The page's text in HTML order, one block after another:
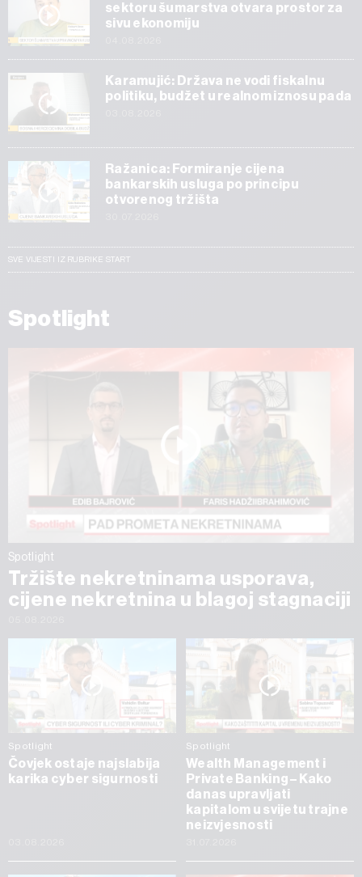
sektoru šumarstva otvara prostor za
sivu ekonomiju
Karamujić: Država ne vodi fiskalnu
politiku, budžet u realnom iznosu pada
Ražanica: Formiranje cijena
bankarskih usluga po principu
otvorenog tržišta
SVE VIJESTI IZ RUBRIKE START
Spotlight
Spotlight
Tržište nekretninama usporava,
cijene nekretnina u blagoj stagnaciji
Spotlight
Čovjek ostaje najslabija
karika cyber sigurnosti
Spotlight
Wealth Management i
Private Banking – Kako
danas upravljati
kapitalom u svijetu trajne
neizvjesnosti